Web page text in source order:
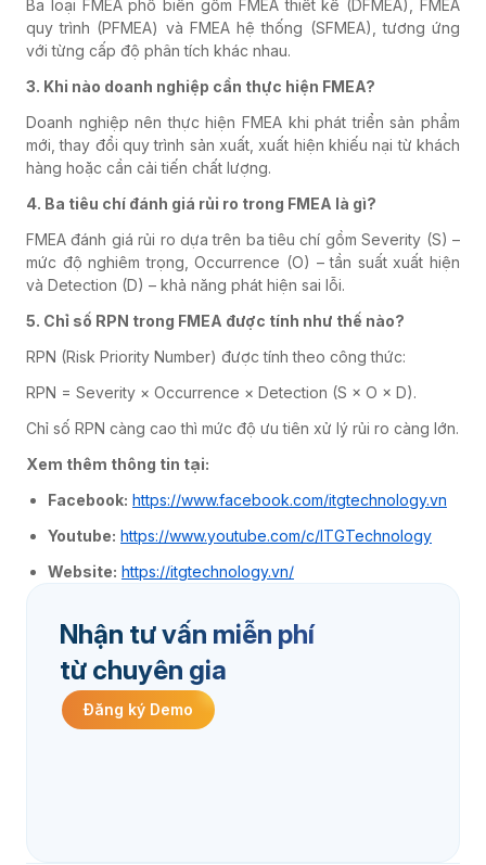
Ba loại FMEA phổ biến gồm FMEA thiết kế (DFMEA), FMEA
quy trình (PFMEA) và FMEA hệ thống (SFMEA), tương ứng
với từng cấp độ phân tích khác nhau.
3. Khi nào doanh nghiệp cần thực hiện FMEA?
Doanh nghiệp nên thực hiện FMEA khi phát triển sản phẩm
mới, thay đổi quy trình sản xuất, xuất hiện khiếu nại từ khách
hàng hoặc cần cải tiến chất lượng.
4. Ba tiêu chí đánh giá rủi ro trong FMEA là gì?
FMEA đánh giá rủi ro dựa trên ba tiêu chí gồm Severity (S) –
mức độ nghiêm trọng, Occurrence (O) – tần suất xuất hiện
và Detection (D) – khả năng phát hiện sai lỗi.
5. Chỉ số RPN trong FMEA được tính như thế nào?
RPN (Risk Priority Number) được tính theo công thức:
RPN = Severity × Occurrence × Detection (S × O × D).
Chỉ số RPN càng cao thì mức độ ưu tiên xử lý rủi ro càng lớn.
Xem thêm thông tin tại:
Facebook: https://www.facebook.com/itgtechnology.vn
Youtube: https://www.youtube.com/c/ITGTechnology
Website: https://itgtechnology.vn/
Nhận tư vấn miễn phí
từ chuyên gia
Đăng ký Demo